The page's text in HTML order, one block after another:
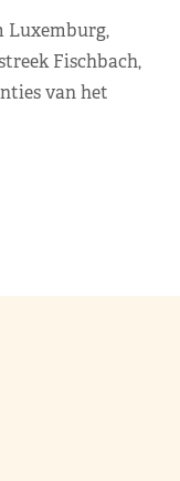
Luxemburg,
Fischbach,
van het